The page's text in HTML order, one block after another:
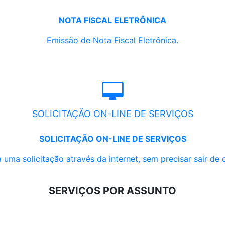
NOTA FISCAL ELETRÔNICA
Emissão de Nota Fiscal Eletrônica.
SOLICITAÇÃO ON-LINE DE SERVIÇOS
SOLICITAÇÃO ON-LINE DE SERVIÇOS
uma solicitação através da internet, sem precisar sair de
SERVIÇOS POR ASSUNTO